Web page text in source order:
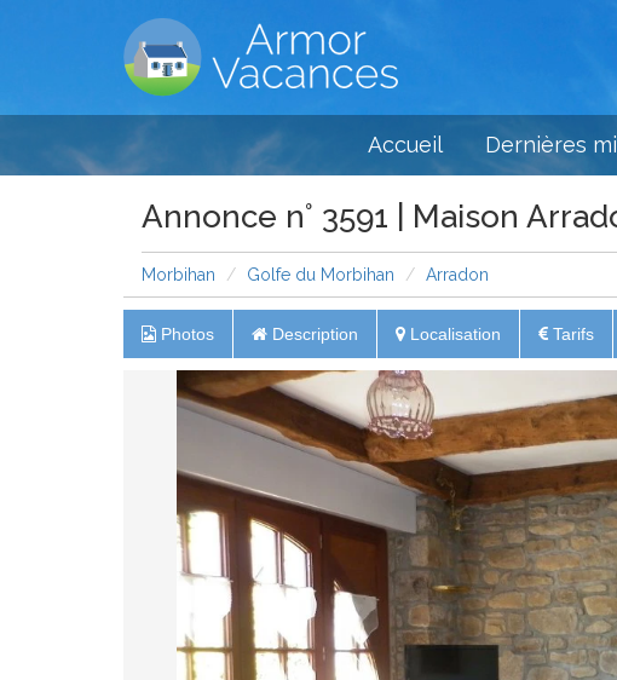
Accueil Dernières
Annonce n° 3591 | Maison
Morbihan Golfe du Morbihan Arradon
Photos Description Localisation Tarifs